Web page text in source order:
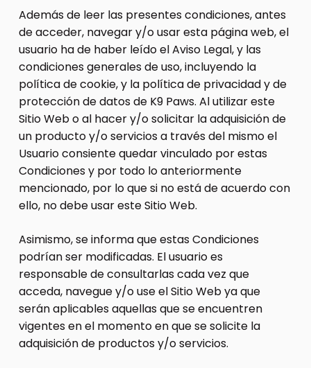
Además de leer las presentes condiciones, antes
de acceder, navegar y/o usar esta página web, el
usuario ha de haber leído el Aviso Legal, y las
condiciones generales de uso, incluyendo la
política de cookie, y la política de privacidad y de
protección de datos de K9 Paws. Al utilizar este
Sitio Web o al hacer y/o solicitar la adquisición de
un producto y/o servicios a través del mismo el
Usuario consiente quedar vinculado por estas
Condiciones y por todo lo anteriormente
mencionado, por lo que si no está de acuerdo con
ello, no debe usar este Sitio Web.
Asimismo, se informa que estas Condiciones
podrían ser modificadas. El usuario es
responsable de consultarlas cada vez que
acceda, navegue y/o use el Sitio Web ya que
serán aplicables aquellas que se encuentren
vigentes en el momento en que se solicite la
adquisición de productos y/o servicios.